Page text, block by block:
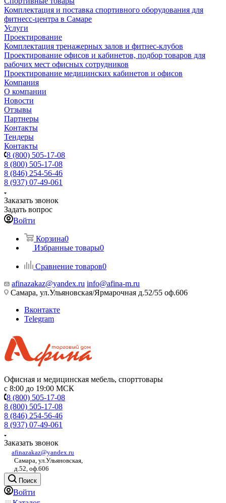
Комплектация и поставка спортивного оборудования для
фитнесс-центра в Самаре
Услуги
Проектирование
Комплектация тренажерных залов и фитнес-клубов
Проектирование офисов и кабинетов, подбор товаров для
рабочих мест офисных сотрудников
Проектирование медицинских кабинетов и офисов
Компания
О компании
Новости
Отзывы
Партнеры
Контакты
Тендеры
Контакты
8 (800) 505-17-08
8 (800) 505-17-08
8 (846) 254-56-46
8 (937) 07-49-061
Заказать звонок
Задать вопрос
Войти
Корзина0
Избранные товары0
Сравнение товаров0
afinazakaz@yandex.ru info@afina-m.ru
Самара, ул.Ульяновская/Ярмарочная д.52/55 оф.606
Вконтакте
Telegram
Офисная и медицинская мебель, спорттовары
с 8:00 до 19:00 МСК
8 (800) 505-17-08
8 (800) 505-17-08
8 (846) 254-56-46
8 (937) 07-49-061
Заказать звонок
afinazakaz@yandex.ru
Самара, ул.Ульяновская,
д.52, оф.606
Поиск
Войти